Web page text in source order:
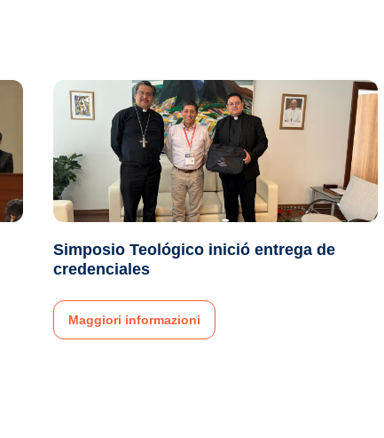
Simposio Teológico inició entrega de
credenciales
Maggiori informazioni